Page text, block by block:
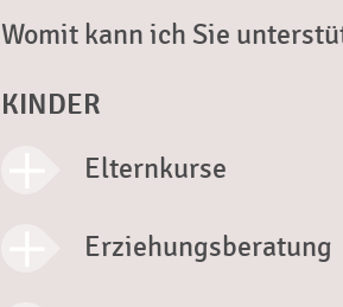
Womit kann ich Sie
KINDER
Elternkurse
Erziehungsberatung